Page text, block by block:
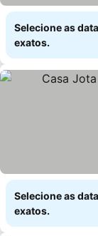
Selecione as
exatos.
Selecione as
exatos.